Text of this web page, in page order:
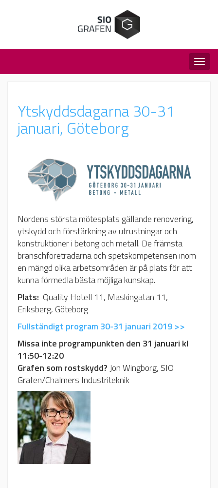
Ytskyddsdagarna 30-31
januari, Göteborg
Nordens största mötesplats gällande renovering,
ytskydd och förstärkning av utrustningar och
konstruktioner i betong och metall. De främsta
branschföreträdarna och spetskompetensen inom
en mängd olika arbetsområden är på plats för att
kunna förmedla bästa möjliga kunskap.
Plats: Quality Hotell 11, Maskingatan 11,
Eriksberg, Göteborg
Fullständigt program 30-31 januari 2019 >>
Missa inte programpunkten den 31 januari kl
11:50-12:20
Grafen som rostskydd? Jon Wingborg, SIO
Grafen/Chalmers Industriteknik